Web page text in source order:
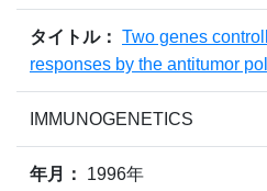
タイトル： Two genes
responses by the antitumor
IMMUNOGENETICS
年月： 1996年